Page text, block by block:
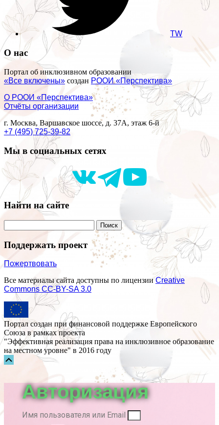
TW
О нас
Портал об инклюзивном образовании
«Все включены» создан РООИ «Перспектива»
О РООИ «Перспектива»
Отчёты организации
г. Москва, Варшавское шоссе, д. 37А, этаж 6-й
+7 (495) 725-39-82
Мы в социальных сетях
Найти на сайте
Поддержать проект
Пожертвовать
Все материалы сайта доступны по лицензииCreative
Commons СС-BY-SA 3.0
Портал создан при финансовой поддержке Европейского
Союза в рамках проекта
"Эффективная реализация права на инклюзивное образование
на местном уровне" в 2016 году
Прокрутка
Авторизация
Имя пользователя или Email